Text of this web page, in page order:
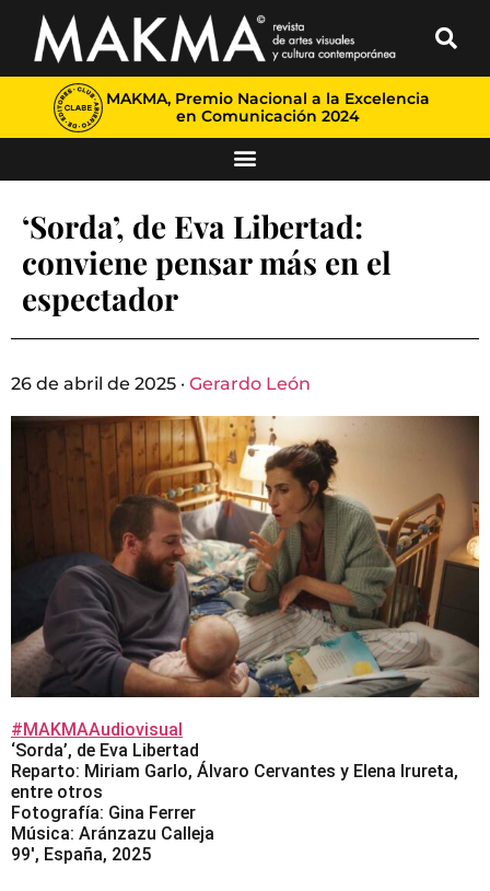
MAKMA, Premio Nacional a la Excelencia
en Comunicación 2024
‘Sorda’, de Eva Libertad:
conviene pensar más en el
espectador
26 de abril de 2025 · Gerardo León
#MAKMAAudiovisual
‘Sorda’, de Eva Libertad
Reparto: Miriam Garlo, Álvaro Cervantes y Elena Irureta,
entre otros
Fotografía: Gina Ferrer
Música: Aránzazu Calleja
99′, España, 2025